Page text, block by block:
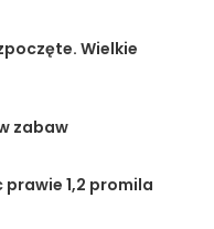
Wielkie
zabaw
prawie 1,2 promila